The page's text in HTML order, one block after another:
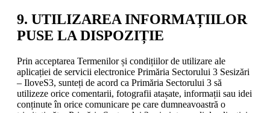
9. UTILIZAREA INFORMAȚIILOR
PUSE LA DISPOZIȚIE
Prin acceptarea Termenilor și condițiilor de utilizare ale
aplicației de servicii electronice Primăria Sectorului 3 Sesizări
– IloveS3, sunteți de acord ca Primăria Sectorului 3 să
utilizeze orice comentarii, fotografii atașate, informații sau idei
conținute în orice comunicare pe care dumneavoastră o